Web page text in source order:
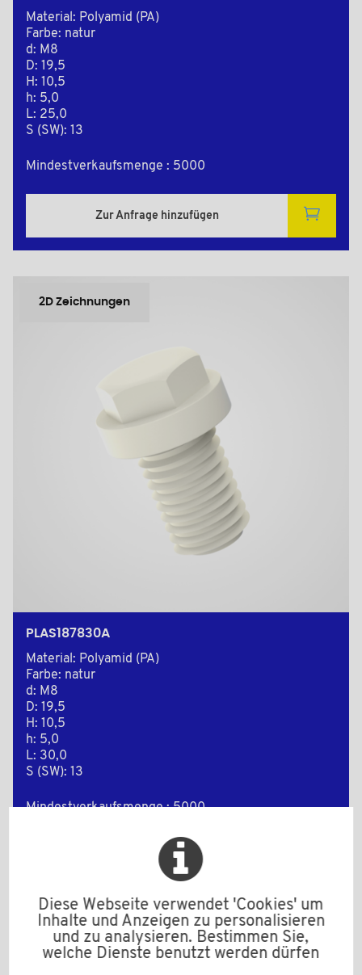
Material: Polyamid (PA)
Farbe: natur
d: M8
D: 19,5
H: 10,5
h: 5,0
L: 25,0
S (SW): 13
Mindestverkaufsmenge : 5000
Zur Anfrage hinzufügen
2D Zeichnungen
PLAS187830A
Material: Polyamid (PA)
Farbe: natur
d: M8
D: 19,5
H: 10,5
h: 5,0
L: 30,0
S (SW): 13
Mindestverkaufsmenge : 5000
Zur Anfrage hinzufügen
2D Zeichnungen
Diese Webseite verwendet 'Cookies' um
Inhalte und Anzeigen zu personalisieren
und zu analysieren. Bestimmen Sie,
welche Dienste benutzt werden dürfen